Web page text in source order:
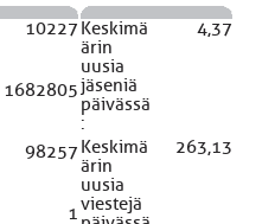
10227
1682805
98257
1
Keskimä
ärin
uusia
jäseniä
päivässä
:
4,37
Keskimä
ärin
uusia
viestejä
263,13